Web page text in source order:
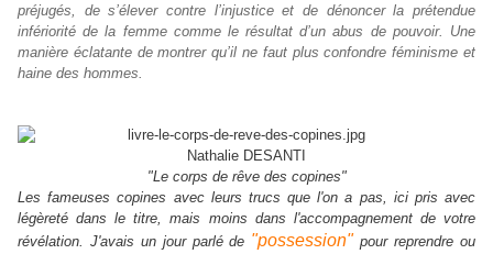
préjugés, de s’élever contre l’injustice et de dénoncer la prétendue
infériorité de la femme comme le résultat d’un abus de pouvoir. Une
manière éclatante de montrer qu’il ne faut plus confondre féminisme et
haine des hommes.
Nathalie DESANTI
"Le corps de rêve des copines"
Les fameuses copines avec leurs trucs que l'on a pas, ici pris avec
légèreté dans le titre, mais moins dans l'accompagnement de votre
révélation. J'avais un jour parlé de "possession" pour reprendre ou